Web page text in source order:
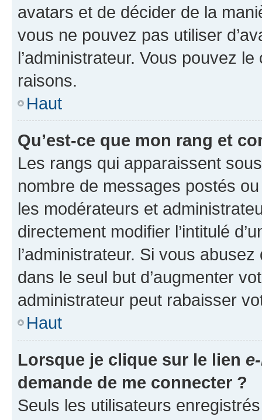
avatars et de décider de la
vous ne pouvez pas utiliser
l’administrateur. Vous pouvez
raisons.
Haut
Qu’est-ce que mon rang et
Les rangs qui apparaissent
nombre de messages postés
les modérateurs et
directement modifier l’intitulé
l’administrateur. Si vous
dans le seul but d’augmenter
administrateur peut rabaisser
Haut
Lorsque je clique sur le lien
demande de me connecter ?
Seuls les utilisateurs